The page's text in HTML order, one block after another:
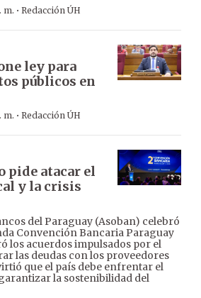
m. · Redacción ÚH
ley para
públicos en
m. · Redacción ÚH
pide atacar el
y la crisis
del Paraguay (Asoban) celebró
Convención Bancaria Paraguay
los acuerdos impulsados por el
las deudas con los proveedores
que el país debe enfrentar el
la sostenibilidad del